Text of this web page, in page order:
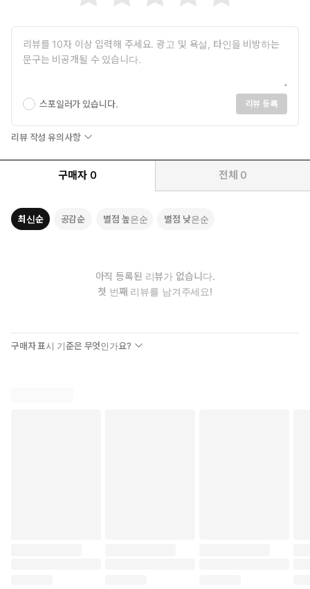
스포일러가 있습니다. 리뷰 등록
리뷰 작성 유의사항
구매자 0 전체 0
최신순 공감순 별점 높은순 별점 낮은순
아직 등록된 리뷰가 없습니다.
첫 번째 리뷰를 남겨주세요!
구매자 표시 기준은 무엇인가요?